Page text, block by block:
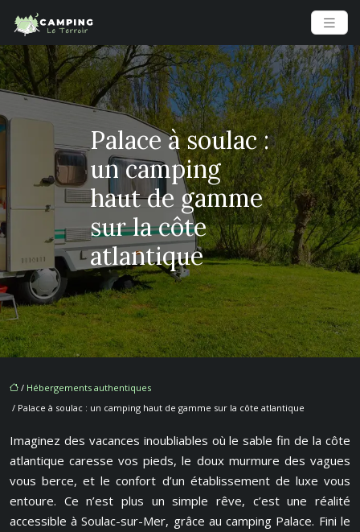
Palace à soulac :
un camping
haut de gamme
sur la côte
atlantique
/ Hébergements authentiques
/ Palace à soulac : un camping haut de gamme sur la côte atlantique
Imaginez des vacances inoubliables où le sable fin de la côte
atlantique caresse vos pieds, le doux murmure des vagues
vous berce, et le confort d’un établissement de luxe vous
entoure. Ce n’est plus un simple rêve, c’est une réalité
accessible à Soulac-sur-Mer, grâce au camping Palace. Fini le